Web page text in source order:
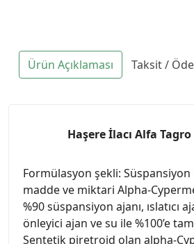
Ürün Açıklaması Taksit /
Haşere İlacı Alfa Tagro
Formülasyon şekli:
madde ve miktari Alpha-
%90 süspansiyon ajanı, ıslatıcı
önleyici ajan ve su ile %100’e
Sentetik piretroid olan alpha-